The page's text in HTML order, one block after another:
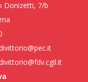
Donizetti, 7/b